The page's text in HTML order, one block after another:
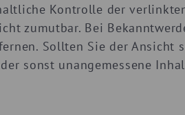
Kontrolle der
zumutbar. Bei
Sollten Sie der Ansicht
sonst unangemessene